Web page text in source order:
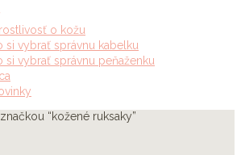
o kožu
si vybrať správnu kabelku
si vybrať správnu peňaženku
“kožené ruksaky”